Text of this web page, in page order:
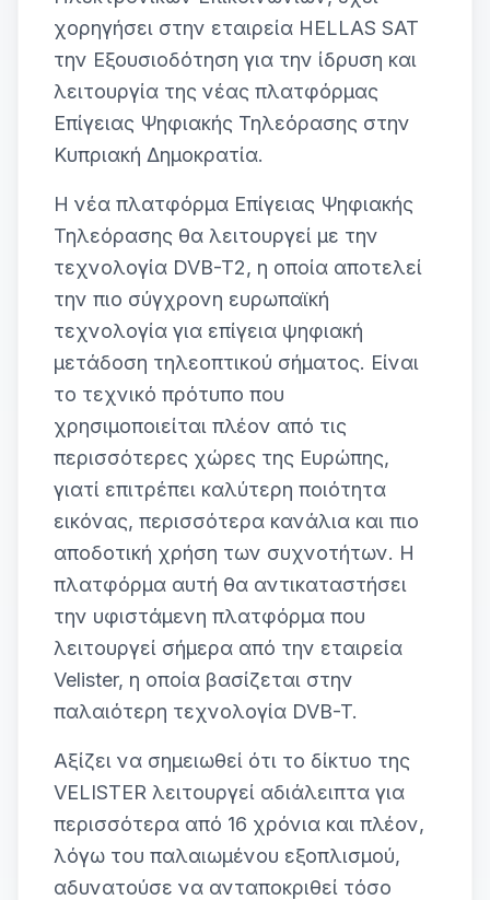
χορηγήσει στην εταιρεία HELLAS SAT
την Εξουσιοδότηση για την ίδρυση και
λειτουργία της νέας πλατφόρμας
Επίγειας Ψηφιακής Τηλεόρασης στην
Κυπριακή Δημοκρατία.
Η νέα πλατφόρμα Επίγειας Ψηφιακής
Τηλεόρασης θα λειτουργεί με την
τεχνολογία DVB-T2, η οποία αποτελεί
την πιο σύγχρονη ευρωπαϊκή
τεχνολογία για επίγεια ψηφιακή
μετάδοση τηλεοπτικού σήματος. Είναι
το τεχνικό πρότυπο που
χρησιμοποιείται πλέον από τις
περισσότερες χώρες της Ευρώπης,
γιατί επιτρέπει καλύτερη ποιότητα
εικόνας, περισσότερα κανάλια και πιο
αποδοτική χρήση των συχνοτήτων. Η
πλατφόρμα αυτή θα αντικαταστήσει
την υφιστάμενη πλατφόρμα που
λειτουργεί σήμερα από την εταιρεία
Velister, η οποία βασίζεται στην
παλαιότερη τεχνολογία DVB-T.
Αξίζει να σημειωθεί ότι το δίκτυο της
VELISTER λειτουργεί αδιάλειπτα για
περισσότερα από 16 χρόνια και πλέον,
λόγω του παλαιωμένου εξοπλισμού,
αδυνατούσε να ανταποκριθεί τόσο